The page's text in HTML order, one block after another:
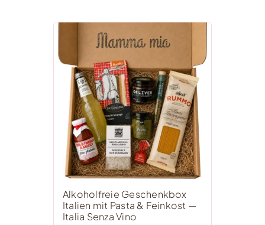
Alkoholfreie Geschenkbox
Italien mit Pasta & Feinkost —
Italia Senza Vino